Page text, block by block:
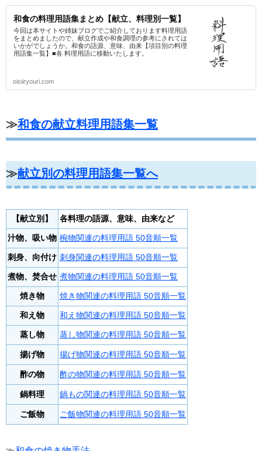
和食の料理用語集まとめ【献立、料理別一覧】
今回は本サイトや姉妹ブログでご紹介しております料理用語
をまとめましたので、献立作成や和食調理の参考にされては
いかがでしょうか。和食の語源、意味、由来【項目別の料理
用語集一覧】■各 料理用語に移動いたします。
oisiiryouri.com
≫和食の献立料理用語集一覧
≫献立別の料理用語集一覧へ
【献立別】 各料理の語源、意味、由来など
汁物、吸い物 椀物関連の料理用語 50音順一覧
刺身、向付け 刺身関連の料理用語 50音順一覧
煮物、焚合せ 煮物関連の料理用語 50音順一覧
焼き物 焼き物関連の料理用語 50音順一覧
和え物 和え物関連の料理用語 50音順一覧
蒸し物 蒸し物関連の料理用語 50音順一覧
揚げ物 揚げ物関連の料理用語 50音順一覧
酢の物 酢の物関連の料理用語 50音順一覧
鍋料理 鍋もの関連の料理用語 50音順一覧
ご飯物 ご飯物関連の料理用語 50音順一覧